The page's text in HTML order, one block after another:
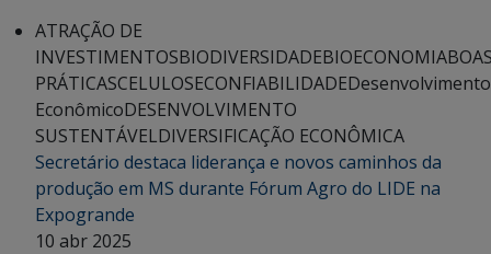
ATRAÇÃO DE
INVESTIMENTOSBIODIVERSIDADEBIOECONOMIA
PRÁTICASCELULOSECONFIABILIDADEDesenvolvimento
EconômicoDESENVOLVIMENTO
SUSTENTÁVELDIVERSIFICAÇÃO ECONÔMICA
Secretário destaca liderança e novos caminhos da
produção em MS durante Fórum Agro do LIDE na
Expogrande
10 abr 2025